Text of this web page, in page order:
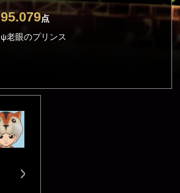
95.079点
ψ老眼のプリンス